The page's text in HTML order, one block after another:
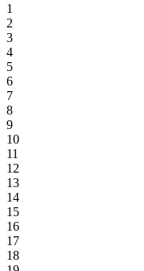
1
2
3
4
5
6
7
8
9
10
11
12
13
14
15
16
17
18